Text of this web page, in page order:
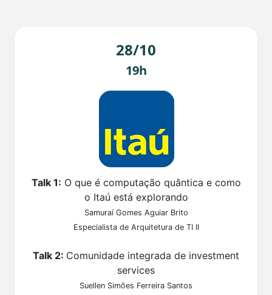
28/10
19h
Talk 1: O que é computação quântica e como
o Itaú está explorando
Samuraí Gomes Aguiar Brito
Especialista de Arquitetura de TI II
Talk 2: Comunidade integrada de investment
services
Suellen Simões Ferreira Santos